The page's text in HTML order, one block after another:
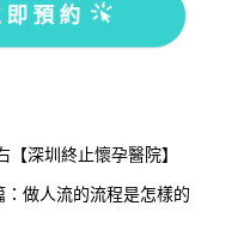
預約
深圳終止懷孕醫院】
：做人流的流程是怎樣的